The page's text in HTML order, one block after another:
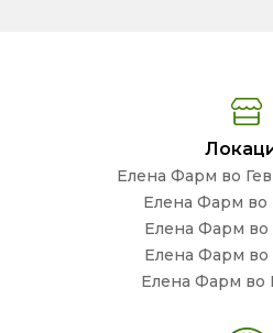
Елена Фарм во
Елена Фарм во
Елена Фарм во
Елена Фарм во
Елена Фарм во